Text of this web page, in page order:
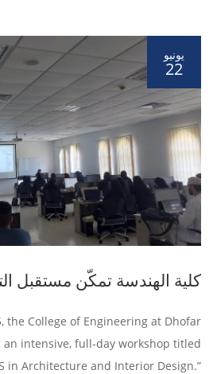
يونيو
22
كلية الهندسة تمكّن مستقبل
the College of Engineering at Dhofar
an intensive, full-day workshop titled
in Architecture and Interior Design.”